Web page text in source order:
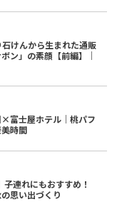
けんから生まれた通販
ン」の素顔【前編】｜
×富士屋ホテル｜桃パフ
時間
子連れにもおすすめ！
思い出づくり